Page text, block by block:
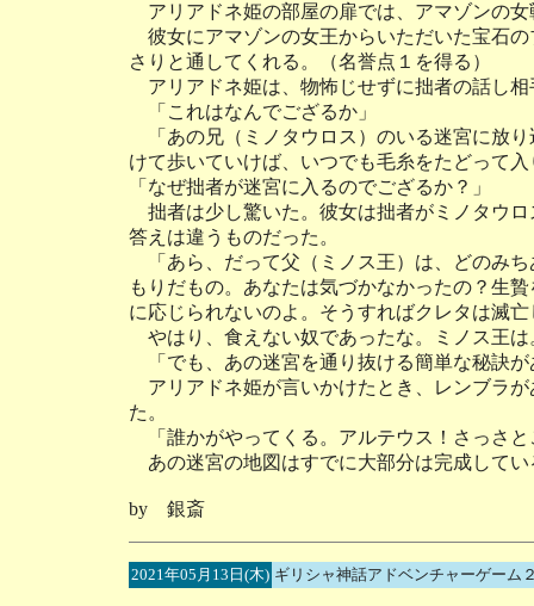
アリアドネ姫の部屋の扉では、アマゾンの
彼女にアマゾンの女王からいただいた宝石
さりと通してくれる。（名誉点１を得る）
アリアドネ姫は、物怖じせずに拙者の話し
「これはなんでござるか」
「あの兄（ミノタウロス）のいる迷宮に放
けて歩いていけば、いつでも毛糸をたどって
「なぜ拙者が迷宮に入るのでござるか？」
拙者は少し驚いた。彼女は拙者がミノタウ
答えは違うものだった。
「あら、だって父（ミノス王）は、どのみ
もりだもの。あなたは気づかなかったの？生
に応じられないのよ。そうすればクレタは滅
やはり、食えない奴であったな。ミノス王は
「でも、あの迷宮を通り抜ける簡単な秘訣
アリアドネ姫が言いかけたとき、レンブラ
た。
「誰かがやってくる。アルテウス！さっさと
あの迷宮の地図はすでに大部分は完成して
by 銀斎
2021年05月13日(木) ギリシャ神話アドベンチャーゲー